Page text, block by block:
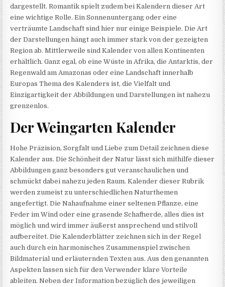
dargestellt. Romantik spielt zudem bei Kalendern dieser Art
eine wichtige Rolle. Ein Sonnenuntergang oder eine
verträumte Landschaft sind hier nur einige Beispiele. Die Art
der Darstellungen hängt auch immer stark von der gezeigten
Region ab. Mittlerweile sind Kalender von allen Kontinenten
erhältlich. Ganz egal, ob eine Wüste in Afrika, die Antarktis, der
Regenwald am Amazonas oder eine Landschaft innerhalb
Europas Thema des Kalenders ist, die Vielfalt und
Einzigartigkeit der Abbildungen und Darstellungen ist nahezu
grenzenlos.
Der Weingarten Kalender
Hohe Präzision, Sorgfalt und Liebe zum Detail zeichnen diese
Kalender aus. Die Schönheit der Natur lässt sich mithilfe dieser
Abbildungen ganz besonders gut veranschaulichen und
schmückt dabei nahezu jeden Raum. Kalender dieser Rubrik
werden zumeist zu unterschiedlichen Naturthemen
angefertigt. Die Nahaufnahme einer seltenen Pflanze, eine
Feder im Wind oder eine grasende Schafherde, alles dies ist
möglich und wird immer äußerst ansprechend und stilvoll
aufbereitet. Die Kalenderblätter zeichnen sich in der Regel
auch durch ein harmonisches Zusammenspiel zwischen
Bildmaterial und erläuternden Texten aus. Aus den genannten
Aspekten lassen sich für den Verwender klare Vorteile
ableiten. Neben der Information bezüglich des jeweiligen